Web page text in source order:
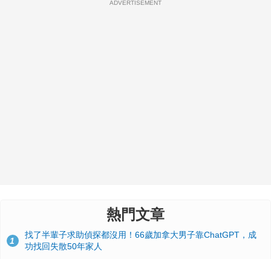
ADVERTISEMENT
熱門文章
1
找了半輩子求助偵探都沒用！66歲加拿大男子靠ChatGPT，成
功找回失散50年家人